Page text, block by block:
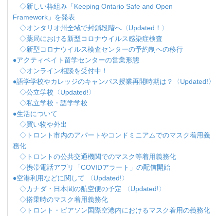
◇新しい枠組み「Keeping Ontario Safe and Open
Framework」を発表
◇オンタリオ州全域で封鎖段階へ〈Updated！〉
◇薬局における新型コロナウイルス感染症検査
◇新型コロナウイルス検査センターの予約制への移行
●アクティベイト留学センターの営業形態
◇オンライン相談を受付中！
●語学学校やカレッジのキャンパス授業再開時期は？〈Updated!〉
◇公立学校〈Updated!〉
◇私立学校・語学学校
●生活について
◇買い物や外出
◇トロント市内のアパートやコンドミニアムでのマスク着用義
務化
◇トロントの公共交通機関でのマスク等着用義務化
◇携帯電話アプリ「COVIDアラート」の配信開始
●空港利用などに関して 〈Updated!〉
◇カナダ・日本間の航空便の予定 〈Updated!〉
◇搭乗時のマスク着用義務化
◇トロント・ピアソン国際空港内におけるマスク着用の義務化